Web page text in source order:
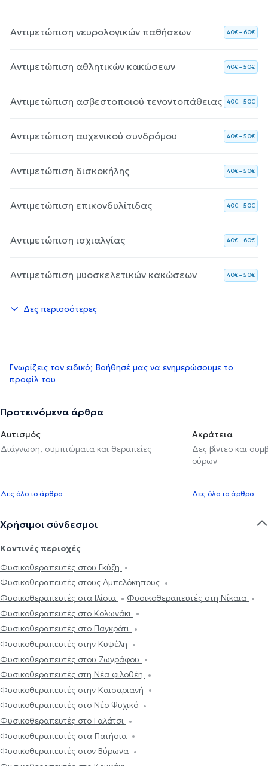
Αντιμετώπιση νευρολογικών παθήσεων 40€ – 60€
Αντιμετώπιση αθλητικών κακώσεων 40€ – 50€
Αντιμετώπιση ασβεστοποιού τενοντοπάθειας 40€ – 50€
Αντιμετώπιση αυχενικού συνδρόμου 40€ – 50€
Αντιμετώπιση δισκοκήλης 40€ – 50€
Αντιμετώπιση επικονδυλίτιδας 40€ – 50€
Αντιμετώπιση ισχιαλγίας 40€ – 60€
Αντιμετώπιση μυοσκελετικών κακώσεων 40€ – 50€
Δες περισσότερες
Γνωρίζεις τον ειδικό; Βοήθησέ μας να ενημερώσουμε το
προφίλ του
Προτεινόμενα άρθρα
Αυτισμός
Διάγνωση, συμπτώματα και θεραπείες
Δες όλο το άρθρο
Ακράτεια
Δες βίντεο και
ούρων
Δες όλο το άρθρο
Χρήσιμοι σύνδεσμοι
Κοντινές περιοχές
Φυσικοθεραπευτές στου Γκύζη
Φυσικοθεραπευτές στους Αμπελόκηπους
Φυσικοθεραπευτές στα Ιλίσια
Φυσικοθεραπευτές στη Νίκαια
Φυσικοθεραπευτές στο Κολωνάκι
Φυσικοθεραπευτές στο Παγκράτι
Φυσικοθεραπευτές στην Κυψέλη
Φυσικοθεραπευτές στου Ζωγράφου
Φυσικοθεραπευτές στη Νέα φιλοθέη
Φυσικοθεραπευτές στην Καισαριανή
Φυσικοθεραπευτές στο Νέο Ψυχικό
Φυσικοθεραπευτές στο Γαλάτσι
Φυσικοθεραπευτές στα Πατήσια
Φυσικοθεραπευτές στον Βύρωνα